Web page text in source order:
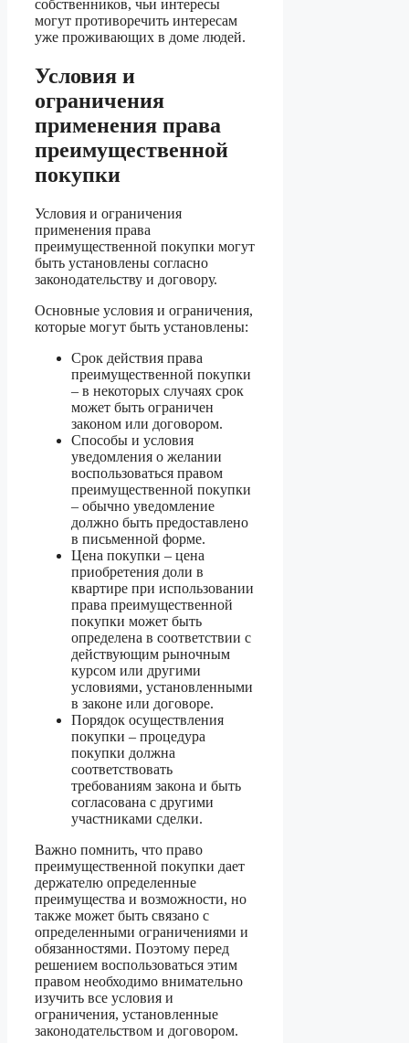
собственников, чьи интересы
могут противоречить интересам
уже проживающих в доме людей.
Условия и
ограничения
применения права
преимущественной
покупки
Условия и ограничения
применения права
преимущественной покупки могут
быть установлены согласно
законодательству и договору.
Основные условия и ограничения,
которые могут быть установлены:
Срок действия права
преимущественной покупки
– в некоторых случаях срок
может быть ограничен
законом или договором.
Способы и условия
уведомления о желании
воспользоваться правом
преимущественной покупки
– обычно уведомление
должно быть предоставлено
в письменной форме.
Цена покупки – цена
приобретения доли в
квартире при использовании
права преимущественной
покупки может быть
определена в соответствии с
действующим рыночным
курсом или другими
условиями, установленными
в законе или договоре.
Порядок осуществления
покупки – процедура
покупки должна
соответствовать
требованиям закона и быть
согласована с другими
участниками сделки.
Важно помнить, что право
преимущественной покупки дает
держателю определенные
преимущества и возможности, но
также может быть связано с
определенными ограничениями и
обязанностями. Поэтому перед
решением воспользоваться этим
правом необходимо внимательно
изучить все условия и
ограничения, установленные
законодательством и договором.